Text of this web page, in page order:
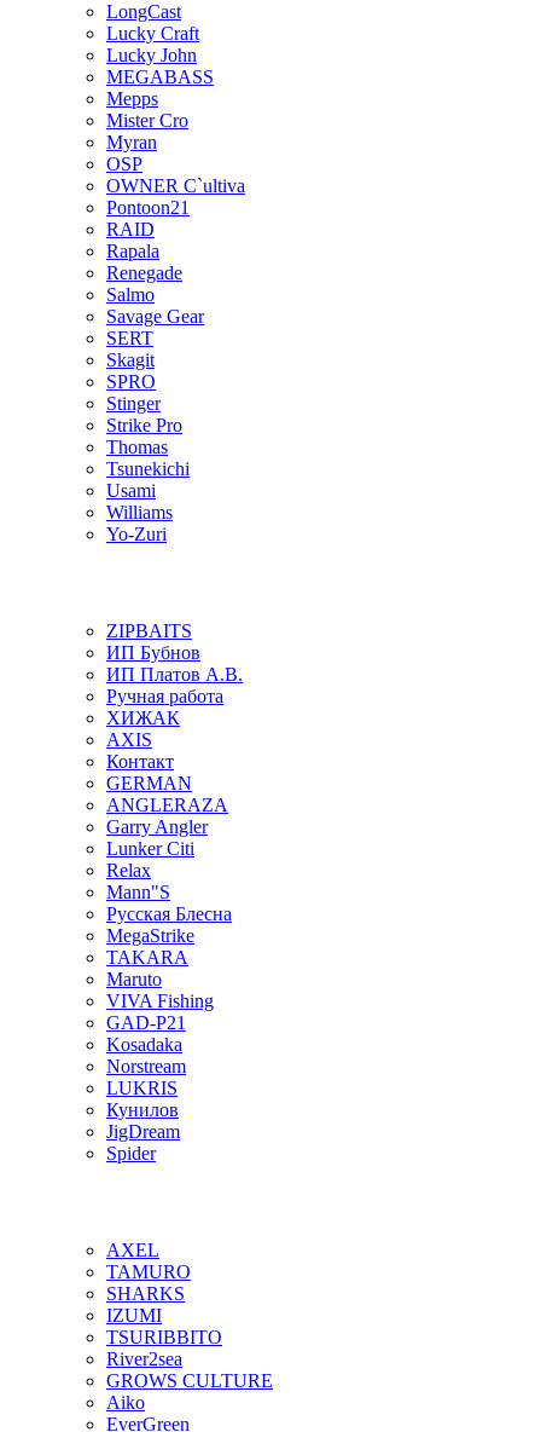
LongCast
Lucky Craft
Lucky John
MEGABASS
Mepps
Mister Cro
Myran
OSP
OWNER C`ultiva
Pontoon21
RAID
Rapala
Renegade
Salmo
Savage Gear
SERT
Skagit
SPRO
Stinger
Strike Pro
Thomas
Tsunekichi
Usami
Williams
Yo-Zuri
ZIPBAITS
ИП Бубнов
ИП Платов А.В.
Ручная работа
ХИЖАК
AXIS
Контакт
GERMAN
ANGLERAZA
Garry Angler
Lunker Citi
Relax
Mann"S
Русская Блесна
MegaStrike
TAKARA
Maruto
VIVA Fishing
GAD-P21
Kosadaka
Norstream
LUKRIS
Кунилов
JigDream
Spider
AXEL
TAMURO
SHARKS
IZUMI
TSURIBBITO
River2sea
GROWS CULTURE
Aiko
EverGreen